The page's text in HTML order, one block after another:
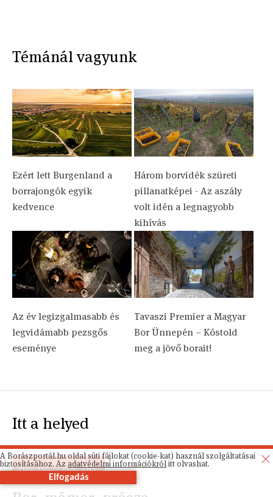
Témánál vagyunk
Ezért lett Burgenland a
borrajongók egyik
kedvence
Három borvidék szüreti
pillanatképei - Az aszály
volt idén a legnagyobb
kihívás
Az év legizgalmasabb és
legvidámabb pezsgős
eseménye
Tavaszi Premier a Magyar
Bor Ünnepén – Kóstold
meg a jövő borait!
Itt a helyed
08. 05. - 08. 09.
A Borászportál.hu oldal süti fájlokat (cookie-kat) használ szolgáltatásai
biztosításához. Az adatvédelmi információkrólitt olvashat.
Elfogadás